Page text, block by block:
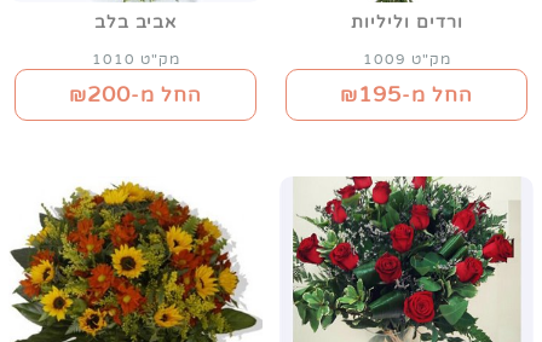
ורדים וליליות
מק"ט 1009
החל מ-₪195
אביב בלב
מק"ט 1010
החל מ-₪200